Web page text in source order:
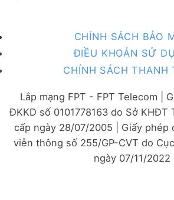
CHÍNH SÁCH BẢO
ĐIỀU KHOẢN SỬ
CHÍNH SÁCH THANH
Lắp mạng FPT - FPT Telecom |
ĐKKD số 0101778163 do Sở KHĐT
cấp ngày 28/07/2005 | Giấy phép
viễn thông số 255/GP-CVT do
ngày 07/11/2022